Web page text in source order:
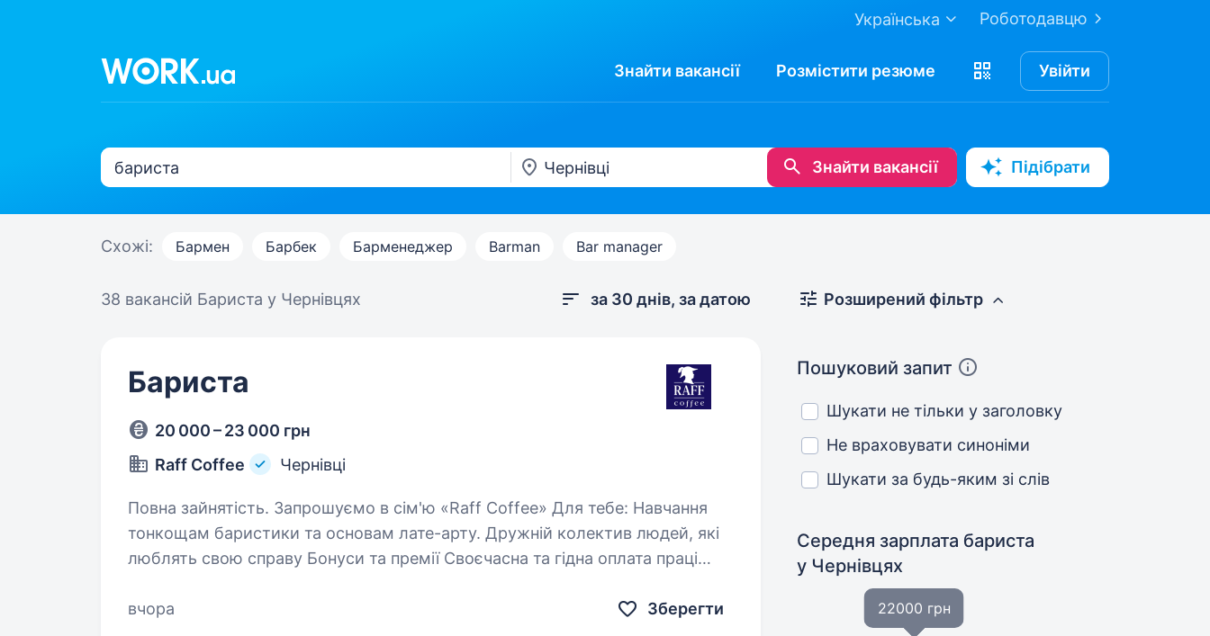
Роботодавцю
Українська
Знайти вакансії Розмістити резюме Увійти
Знайти вакансії Підібрати
Схожі: Бармен Барбек Барменеджер Barman Bar manager
38 вакансій Бариста у Чернівцях за 30 днів, за датою
Бариста
20 000 – 23 000 грн
Raff Coffee
Чернівці
Повна зайнятість. Запрошуємо в сім'ю «Raff Coffee» Для тебе: Навчання
тонкощам баристики та основам лате-арту. Дружній колектив людей, які
люблять свою справу Бонуси та премії Своєчасна та гідна оплата праці
вчора
Зберегти
Розширений фільтр
Пошуковий запит
Шукати не тільки у заголовку
Не враховувати синоніми
Шукати за будь-яким зі слів
Середня зарплата бариста
у Чернівцях
22000 грн